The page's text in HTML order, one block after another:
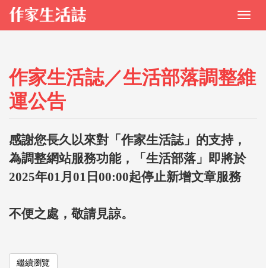
作家生活誌／生活部落調整維
運公告
感謝您長久以來對「作家生活誌」的支持，
為調整網站服務功能，「生活部落」即將於
2025年01月01日00:00起停止新增文章服務
不便之處，敬請見諒。
繼續瀏覽